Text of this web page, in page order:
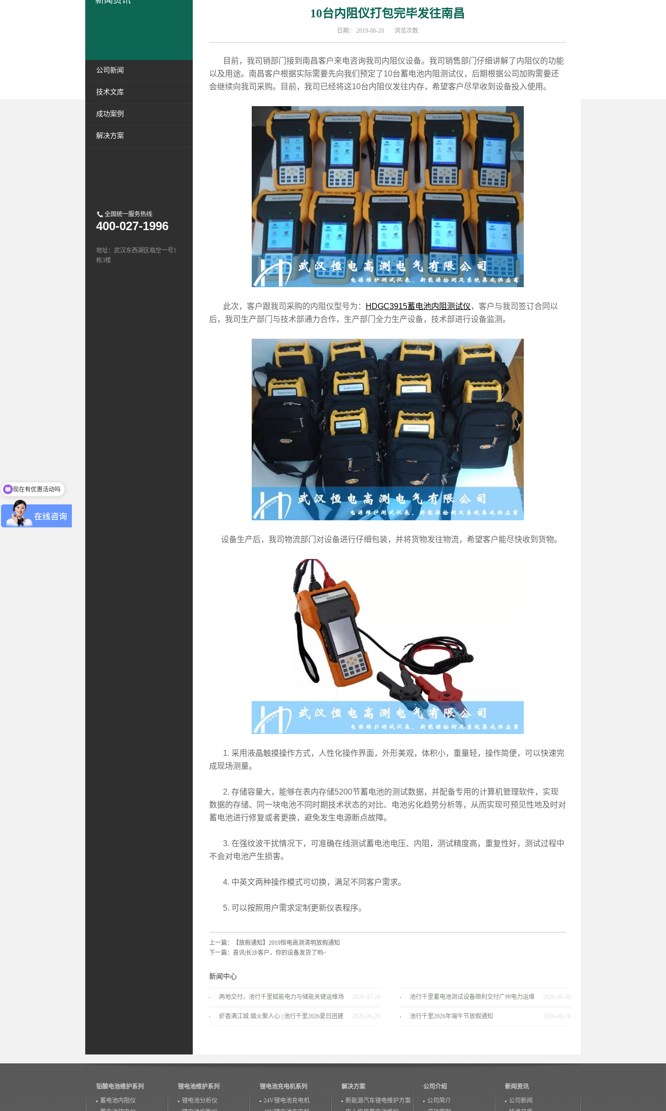
公司新闻
技术文库
成功案例
解决方案
全国统一服务热线:
400-027-1996
地址：武汉东西湖区临空一号1
栋3楼
10台内阻仪打包完毕发往南昌
日期： 2019-06-20 浏览次数:
目前，我司销部门接到南昌客户来电咨询我司内阻仪设备。我司销售部门仔细讲解了内阻仪的功能
以及用途。南昌客户根据实际需要先向我们预定了10台蓄电池内阻测试仪，后期根据公司加购需要还
会继续向我司采购。目前，我司已经将这10台内阻仪发往内存，希望客户尽早收到设备投入使用。
此次，客户跟我司采购的内阻仪型号为： HDGC3915蓄电池内阻测试仪 ，客户与我司签订合同以
后，我司生产部门与技术部通力合作，生产部门全力生产设备，技术部进行设备监测。
设备生产后，我司物流部门对设备进行仔细包装，并将货物发往物流，希望客户能尽快收到货物。
1. 采用液晶触摸操作方式，人性化操作界面，外形美观，体积小，重量轻，操作简便，可以快速完
成现场测量。
2. 存储容量大，能够在表内存储5200节蓄电池的测试数据，并配备专用的计算机管理软件，实现
数据的存储、同一块电池不同时期技术状态的对比、电池劣化趋势分析等，从而实现可预见性地及时对
蓄电池进行修复或者更换，避免发生电源断点故障。
3. 在强纹波干扰情况下，可准确在线测试蓄电池电压、内阻，测试精度高，重复性好，测试过程中
不会对电池产生损害。
4. 中英文两种操作模式可切换，满足不同客户需求。
5. 可以按照用户需求定制更新仪表程序。
上一篇：
【放假通知】2019恒电高测清明放假通知
下一篇： 喜讯|长沙客户，你的设备发货了哟~
新闻中心
两地交付，池行千里赋能电力与储能关键运维场
景！
2026-07-24 池行千里蓄电池测试设备顺利交付广州电力运维
服务商
2026-06-30
虾香满江城 烟火聚人心 | 池行千里2026夏日团建 2026-06-29 池行千里2026年端午节放假通知 2026-06-18
铅酸电池维护系列
蓄电池内阻仪
锂电池维护系列
锂电池分析仪
锂电池充电机系列
24V锂电池充电机
解决方案
新能源汽车锂电维护方案
公司介绍
公司简介
新闻资讯
公司新闻
可以介绍下你们的产品么